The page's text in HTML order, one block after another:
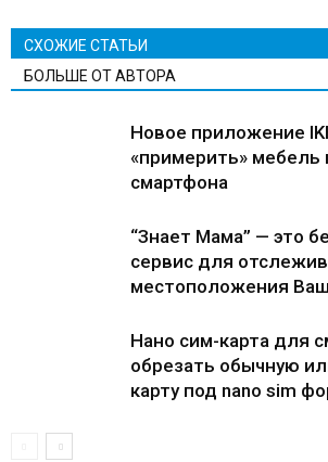
СХОЖИЕ СТАТЬИ
БОЛЬШЕ ОТ АВТОРА
Новое приложение
«примерить»
смартфона
“Знает Мама” — это
сервис для
местоположения
Нано сим-карта для
обрезать обычную
карту под nano sim